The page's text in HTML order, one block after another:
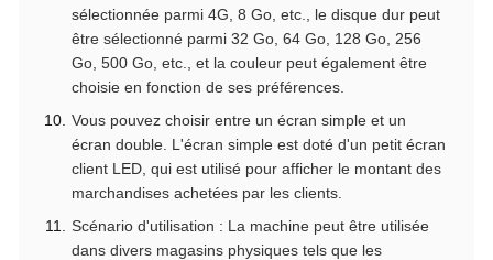
sélectionnée parmi 4G, 8 Go, etc., le disque dur peut
être sélectionné parmi 32 Go, 64 Go, 128 Go, 256
Go, 500 Go, etc., et la couleur peut également être
choisie en fonction de ses préférences.
Vous pouvez choisir entre un écran simple et un
écran double. L'écran simple est doté d'un petit écran
client LED, qui est utilisé pour afficher le montant des
marchandises achetées par les clients.
Scénario d'utilisation : La machine peut être utilisée
dans divers magasins physiques tels que les